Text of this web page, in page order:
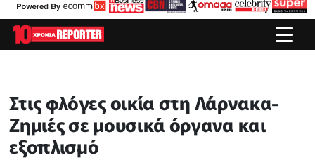
Στις φλόγες οικία στη Λάρνακα-
Ζημιές σε μουσικά όργανα και
εξοπλισμό